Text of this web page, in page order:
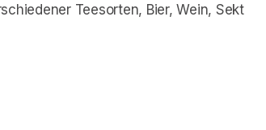
Teesorten, Bier, Wein, Sekt